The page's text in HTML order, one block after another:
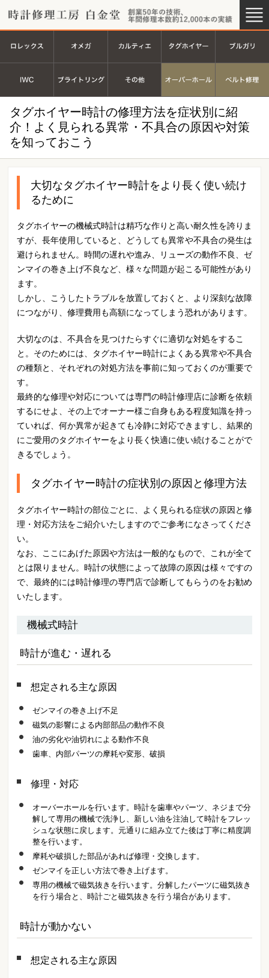
時計修理工房 白金堂（時計修理
創業44
タグホイヤー時計の修理方法を症状別に紹
介！よく見られる異常・不具合の原因や対策
を知っておこう
大切なタグホイヤー時計をより長く使い続け
るために
タグホイヤーの機械式時計は精巧な作りと高い耐久性を誇りま
すが、長年使用していると、どうしても異常や不具合の発生は
避けられません。時間の遅れや進み、リューズの動作不良、ゼ
ンマイの巻き上げ不良など、様々な問題が起こる可能性があり
ます。
しかし、こうしたトラブルを放置しておくと、より深刻な故障
につながり、修理費用も高額になってしまう恐れがあります。
大切なのは、不具合を見つけたらすぐに適切な対処をするこ
と。そのためには、タグホイヤー時計によくある異常や不具合
の種類と、それぞれの対処方法を事前に知っておくのが重要で
す。
最終的な修理や対応については専門の時計修理店に診断を依頼
するにせよ、その上でオーナー様ご自身もある程度知識を持っ
ていれば、何か異常が起きても冷静に対応できますし、結果的
にご愛用のタグホイヤーをより長く快適に使い続けることがで
きるでしょう。
タグホイヤー時計の症状別の原因と修理方法
タグホイヤー時計の部位ごとに、よく見られる症状の原因と修
理・対応方法をご紹介いたしますのでご参考になさってくださ
い。
なお、ここにあげた原因や方法は一般的なもので、これが全て
とは限りません。時計の状態によって故障の原因は様々ですの
で、最終的には時計修理の専門店で診断してもらうのをお勧め
いたします。
機械式時計
時計が進む・遅れる
想定される主な原因
ゼンマイの巻き上げ不足
磁気の影響による内部部品の動作不良
油の劣化や油切れによる動作不良
歯車、内部パーツの摩耗や変形、破損
修理・対応
オーバーホールを行います。時計を歯車やパーツ、ネジまで分
解して専用の機械で洗浄し、新しい油を注油して時計をフレッ
シュな状態に戻します。元通りに組み立てた後は丁寧に精度調
整を行います。
摩耗や破損した部品があれば修理・交換します。
ゼンマイを正しい方法で巻き上げます。
専用の機械で磁気抜きを行います。分解したパーツに磁気抜き
を行う場合と、時計ごと磁気抜きを行う場合があります。
時計が動かない
想定される主な原因